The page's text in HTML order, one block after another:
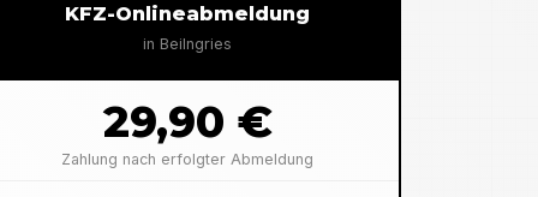
KFZ-Onlineabmeldung
in Beilngries
29,90 €
Zahlung nach erfolgter Abmeldung